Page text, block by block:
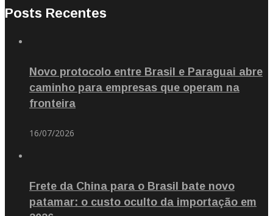
Posts Recentes
Novo protocolo entre Brasil e Paraguai abre
caminho para empresas que operam na
fronteira
16/07/2026
Frete da China para o Brasil bate novo
patamar: o custo oculto da importação em